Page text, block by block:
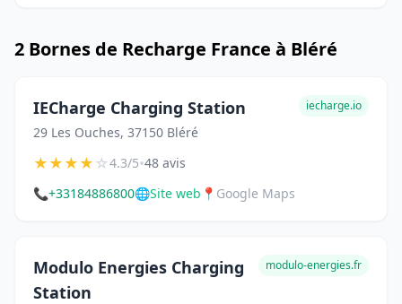
2 Bornes de Recharge France à Bléré
IECharge Charging Station
29 Les Ouches, 37150 Bléré
iecharge.io
★★★★☆4.3/5•48 avis
📞+33184886800🌐Site web 📍 Google Maps
Modulo Energies Charging
Station
modulo-energies.fr